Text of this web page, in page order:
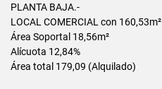
PLANTA BAJA.-
LOCAL COMERCIAL con 160,53m²
Área Soportal 18,56m²
Alícuota 12,84%
Área total 179,09 (Alquilado)